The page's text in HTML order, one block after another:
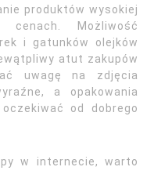
produktów wysokiej
cenach. Możliwość
i gatunków olejków
atut zakupów
uwagę na zdjęcia
a opakowania
od dobrego
w internecie, warto